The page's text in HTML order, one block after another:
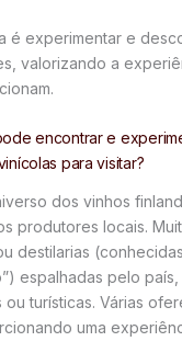
é experimentar e
valorizando a
encontrar e
para visitar?
dos vinhos
produtores locais.
destilarias
espalhadas pelo
turísticas. Várias
uma